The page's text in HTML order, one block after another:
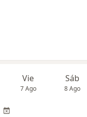
Vie
7 Ago
Sáb
8 Ago